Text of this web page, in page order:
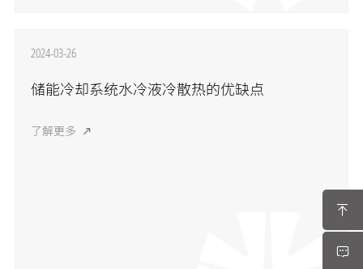
2024-03-26
储能冷却系统水冷液冷散热的优缺点
了解更多